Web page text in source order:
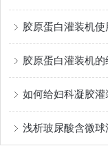
胶原蛋白灌装机
胶原蛋白灌装机
如何给妇科凝胶